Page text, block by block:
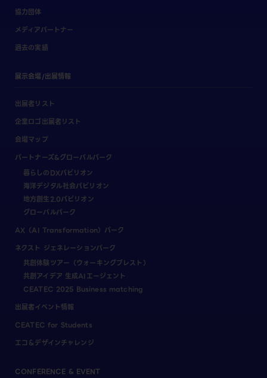
協力団体
メディアパートナー
過去の実績
展示会場/出展情報
出展者リスト
企業ロゴ出展者リスト
会場マップ
パートナーズ&グローバルパーク
暮らしのDXパビリオン
海洋デジタル社会パビリオン
地方創生2.0パビリオン
グローバルパーク
AX（AI Transformation）パーク
ネクスト ジェネレーションパーク
共創体験ツアー（ウォーキングブレスト）
共創アイデア 生成AIエージェント
CEATEC 2025 Business matching
出展者イベント情報
CEATEC for Students
エコ＆デザインチャレンジ
CONFERENCE & EVENT